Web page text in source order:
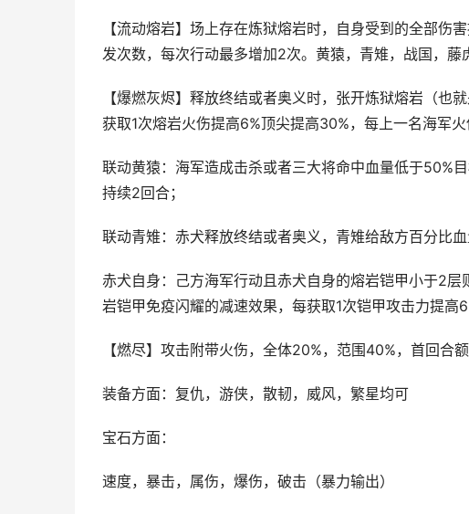
【流动熔岩】场上存在炼狱熔岩时，自身受到的全部伤
发次数，每次行动最多增加2次。黄猿，青雉，战国，藤
【爆燃灰烬】释放终结或者奥义时，张开炼狱熔岩（也
获取1次熔岩火伤提高6%顶尖提高30%，每上一名海军火
联动黄猿：海军造成击杀或者三大将命中血量低于50%
持续2回合；
联动青雉：赤犬释放终结或者奥义，青雉给敌方百分比
赤犬自身：己方海军行动且赤犬自身的熔岩铠甲小于2
岩铠甲免疫闪耀的减速效果，每获取1次铠甲攻击力提高
【燃尽】攻击附带火伤，全体20%，范围40%，首回合
装备方面：复仇，游侠，散韧，威风，繁星均可
宝石方面：
速度，暴击，属伤，爆伤，破击（暴力输出）